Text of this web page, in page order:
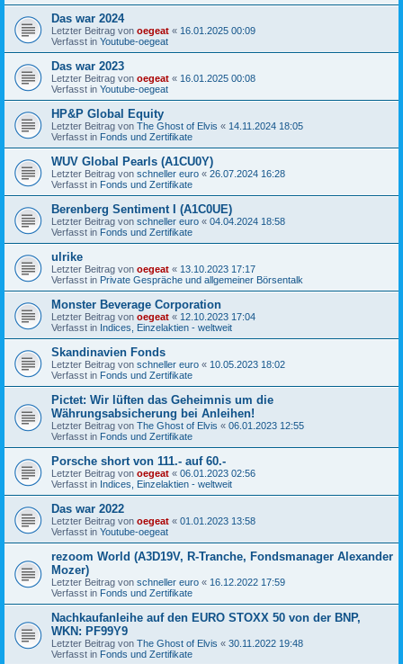
Das war 2024
Letzter Beitrag von oegeat « 16.01.2025 00:09
Verfasst in Youtube-oegeat
Das war 2023
Letzter Beitrag von oegeat « 16.01.2025 00:08
Verfasst in Youtube-oegeat
HP&P Global Equity
Letzter Beitrag von The Ghost of Elvis « 14.11.2024 18:05
Verfasst in Fonds und Zertifikate
WUV Global Pearls (A1CU0Y)
Letzter Beitrag von schneller euro « 26.07.2024 16:28
Verfasst in Fonds und Zertifikate
Berenberg Sentiment I (A1C0UE)
Letzter Beitrag von schneller euro « 04.04.2024 18:58
Verfasst in Fonds und Zertifikate
ulrike
Letzter Beitrag von oegeat « 13.10.2023 17:17
Verfasst in Private Gespräche und allgemeiner Börsentalk
Monster Beverage Corporation
Letzter Beitrag von oegeat « 12.10.2023 17:04
Verfasst in Indices, Einzelaktien - weltweit
Skandinavien Fonds
Letzter Beitrag von schneller euro « 10.05.2023 18:02
Verfasst in Fonds und Zertifikate
Pictet: Wir lüften das Geheimnis um die
Währungsabsicherung bei Anleihen!
Letzter Beitrag von The Ghost of Elvis « 06.01.2023 12:55
Verfasst in Fonds und Zertifikate
Porsche short von 111.- auf 60.-
Letzter Beitrag von oegeat « 06.01.2023 02:56
Verfasst in Indices, Einzelaktien - weltweit
Das war 2022
Letzter Beitrag von oegeat « 01.01.2023 13:58
Verfasst in Youtube-oegeat
rezoom World (A3D19V, R-Tranche, Fondsmanager Alexander
Mozer)
Letzter Beitrag von schneller euro « 16.12.2022 17:59
Verfasst in Fonds und Zertifikate
Nachkaufanleihe auf den EURO STOXX 50 von der BNP,
WKN: PF99Y9
Letzter Beitrag von The Ghost of Elvis « 30.11.2022 19:48
Verfasst in Fonds und Zertifikate